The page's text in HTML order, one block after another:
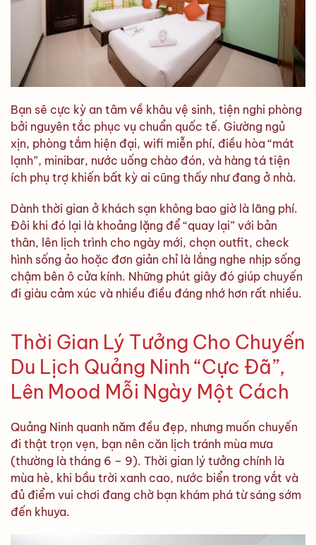
Bạn sẽ cực kỳ an tâm về khâu vệ sinh, tiện nghi phòng
bởi nguyên tắc phục vụ chuẩn quốc tế. Giường ngủ
xịn, phòng tắm hiện đại, wifi miễn phí, điều hòa “mát
lạnh”, minibar, nước uống chào đón, và hàng tá tiện
ích phụ trợ khiến bất kỳ ai cũng thấy như đang ở nhà.
Dành thời gian ở khách sạn không bao giờ là lãng phí.
Đôi khi đó lại là khoảng lặng để “quay lại” với bản
thân, lên lịch trình cho ngày mới, chọn outfit, check
hình sống ảo hoặc đơn giản chỉ là lắng nghe nhịp sống
chậm bên ô cửa kính. Những phút giây đó giúp chuyến
đi giàu cảm xúc và nhiều điều đáng nhớ hơn rất nhiều.
Thời Gian Lý Tưởng Cho Chuyến
Du Lịch Quảng Ninh “Cực Đã”,
Lên Mood Mỗi Ngày Một Cách
Quảng Ninh quanh năm đều đẹp, nhưng muốn chuyến
đi thật trọn vẹn, bạn nên căn lịch tránh mùa mưa
(thường là tháng 6 – 9). Thời gian lý tưởng chính là
mùa hè, khi bầu trời xanh cao, nước biển trong vắt và
đủ điểm vui chơi đang chờ bạn khám phá từ sáng sớm
đến khuya.